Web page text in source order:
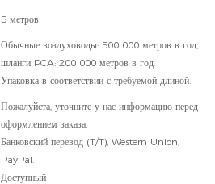
5 метров
Обычные воздуховоды: 500 000 метров в год,
шланги PCA: 200 000 метров в год.
Упаковка в соответствии с требуемой длиной.
Пожалуйста, уточните у нас информацию перед
оформлением заказа.
Банковский перевод (T/T), Western Union,
PayPal.
Доступный